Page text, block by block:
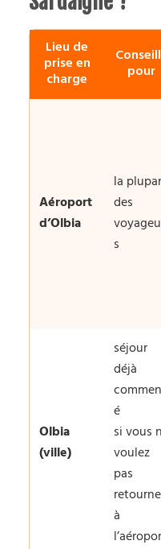
Lieu de
prise en
charge pour
Aéroport
d’Olbia
la
des
s
Olbia
(ville)
séjour
déjà
é
si vous
voulez
pas
à